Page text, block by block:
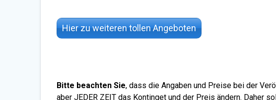
Hier zu weiteren tollen Angeboten
Bitte beachten Sie, dass die Angaben und Preise bei der
aber JEDER ZEIT das Kontinget und der Preis ändern. Daher